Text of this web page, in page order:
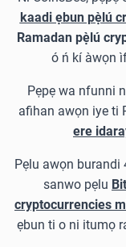
kaadi ẹbun pẹ̀lú
Ramadan pẹ̀lú
ó ń kí àwọn
Pẹpẹ wa nfunni
afihan awọn iye ti
ere
Pẹlu awọn burandi
sanwo pẹlu
cryptocurrencies
ẹbun ti o ni itumọ